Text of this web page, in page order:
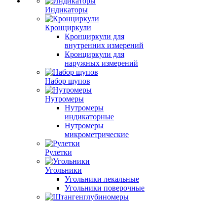
Индикаторы
Кронциркули
Кронциркули для
внутренних измерений
Кронциркули для
наружных измерений
Набор щупов
Нутромеры
Нутромеры
индикаторные
Нутромеры
микрометрические
Рулетки
Угольники
Угольники лекальные
Угольники поверочные